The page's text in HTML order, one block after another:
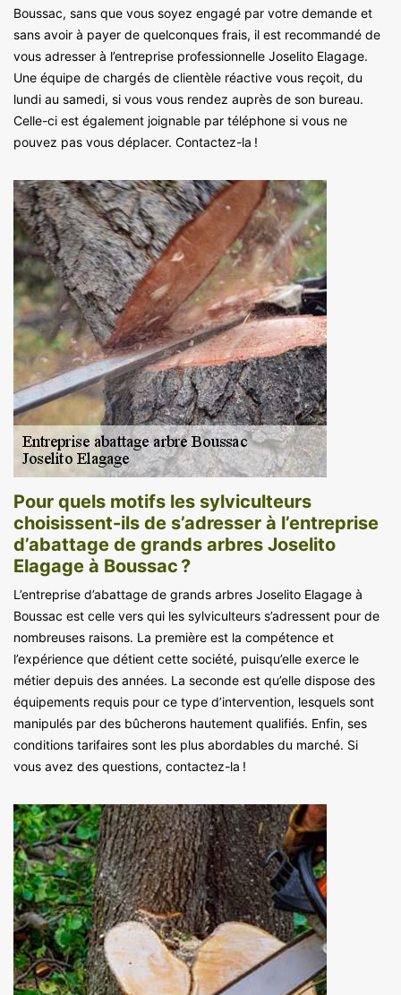
Boussac, sans que vous soyez engagé par votre demande et
sans avoir à payer de quelconques frais, il est recommandé de
vous adresser à l’entreprise professionnelle Joselito Elagage.
Une équipe de chargés de clientèle réactive vous reçoit, du
lundi au samedi, si vous vous rendez auprès de son bureau.
Celle-ci est également joignable par téléphone si vous ne
pouvez pas vous déplacer. Contactez-la !
Pour quels motifs les sylviculteurs
choisissent-ils de s’adresser à l’entreprise
d’abattage de grands arbres Joselito
Elagage à Boussac ?
L’entreprise d’abattage de grands arbres Joselito Elagage à
Boussac est celle vers qui les sylviculteurs s’adressent pour de
nombreuses raisons. La première est la compétence et
l’expérience que détient cette société, puisqu’elle exerce le
métier depuis des années. La seconde est qu’elle dispose des
équipements requis pour ce type d’intervention, lesquels sont
manipulés par des bûcherons hautement qualifiés. Enfin, ses
conditions tarifaires sont les plus abordables du marché. Si
vous avez des questions, contactez-la !